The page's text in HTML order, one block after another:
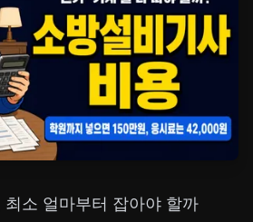
소 얼마부터 잡아야 할까